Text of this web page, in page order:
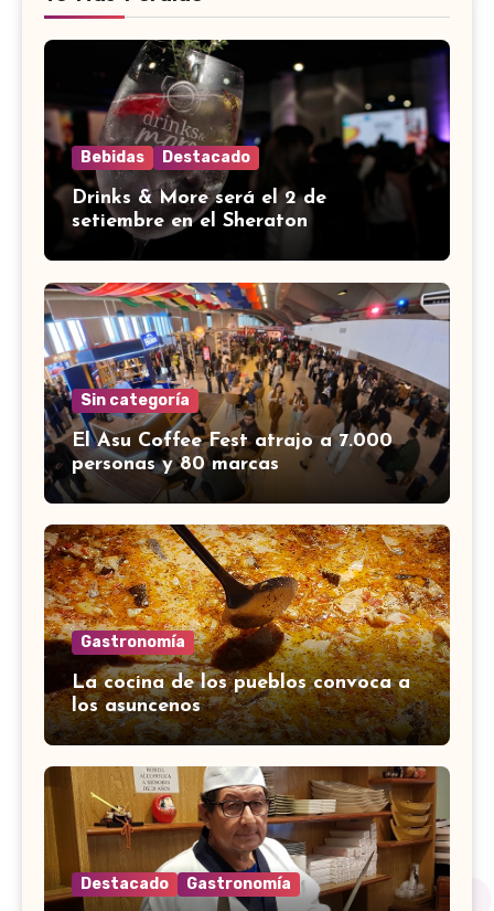
Bebidas Destacado
Drinks & More será el 2 de
setiembre en el Sheraton
Sin categoría
El Asu Coffee Fest atrajo a 7.000
personas y 80 marcas
Gastronomía
La cocina de los pueblos convoca a
los asuncenos
Destacado Gastronomía